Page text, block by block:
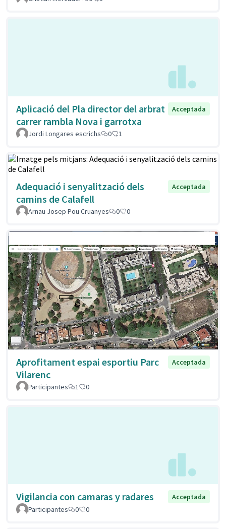
Aplicació del Pla director del arbrat
carrer rambla Nova i garrotxa
Acceptada
Jordi Longares escrichs 0 1
Adequació i senyalització dels
camins de Calafell
Acceptada
Arnau Josep Pou Cruanyes 0 0
Aprofitament espai esportiu Parc
Vilarenc
Acceptada
Participantes 1 0
Vigilancia con camaras y radares
Acceptada
Participantes
0 0